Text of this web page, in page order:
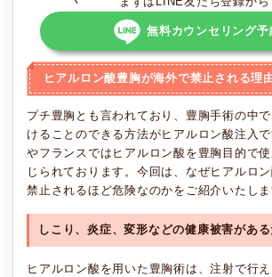
無料カウンセリング予
ヒアルロン酸豊胸が海外で禁止される理
プチ豊胸とも言われており、豊胸手術の中
けることのできる方法がヒアルロン酸注入
やフランスではヒアルロン酸を豊胸目的で
じられております。今回は、なぜヒアルロ
禁止されるほど危険なのかをご紹介いたしま
しこり、炎症、変形などの健康被害があ
ヒアルロン酸を用いた豊胸術は、注射で行